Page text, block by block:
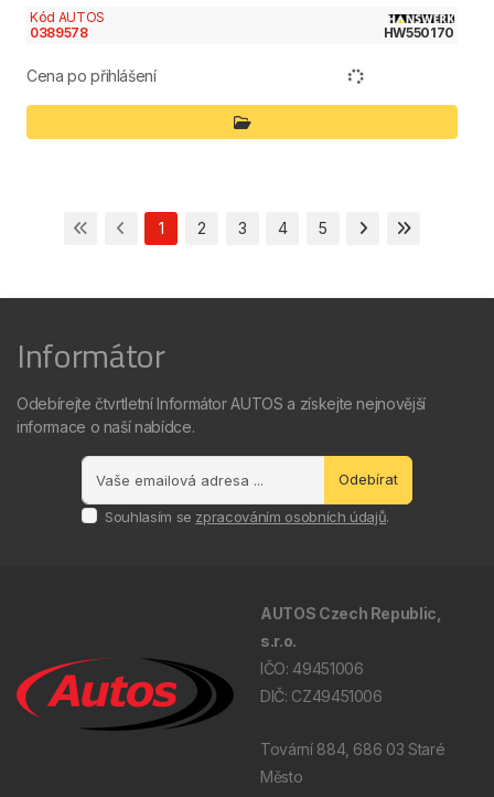
Kód AUTOS
0389578
HW550170
Cena po přihlášení
1 2 3 4 5
Informátor
Odebírejte čtvrtletní Informátor AUTOS a získejte nejnovější
informace o naší nabídce.
Odebírat
Souhlasím se zpracováním osobních údajů.
AUTOS Czech Republic,
s.r.o.
IČO: 49451006
DIČ: CZ49451006
Tovární 884, 686 03 Staré
Město